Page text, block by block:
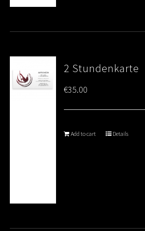
2 Stundenkarte
€35.00
Add to cart Details